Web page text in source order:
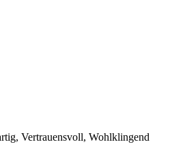
Vertrauensvoll, Wohlklingend